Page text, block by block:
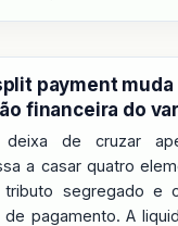
payment muda
financeira do
deixa de cruzar
a casar quatro
segregado e
pagamento. A